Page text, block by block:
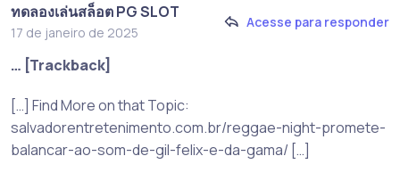
ทดลองเล่นสล็อต PG SLOT
17 de janeiro de 2025
Acesse para responder
… [Trackback]
[…] Find More on that Topic:
salvadorentretenimento.com.br/reggae-night-promete-
balancar-ao-som-de-gil-felix-e-da-gama/ […]